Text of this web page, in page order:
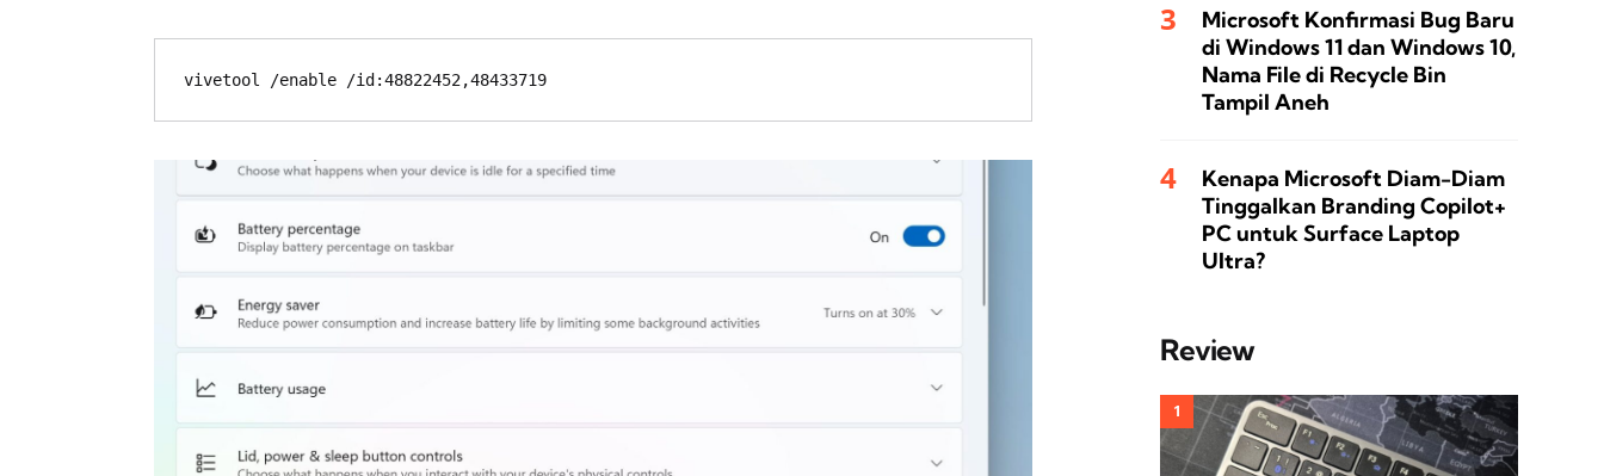
vivetool /enable /id:48822452,48433719
Microsoft Konfirmasi Bug Baru
di Windows 11 dan Windows 10,
Nama File di Recycle Bin
Tampil Aneh
Kenapa Microsoft Diam-Diam
Tinggalkan Branding Copilot+
PC untuk Surface Laptop
Ultra?
Review